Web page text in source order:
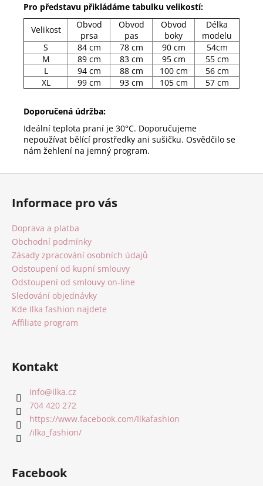
Pro představu přikládáme tabulku velikostí:
Velikost
Obvod
prsa
Obvod
pas
Obvod
boky
Délka
modelu
S
84 cm 78 cm 90 cm
54cm
M
89 cm 83 cm 95 cm
55 cm
L
94 cm 88 cm 100 cm
56 cm
XL
99 cm 93 cm 105 cm 57 cm
Doporučená údržba:
Ideální teplota praní je 30°C. Doporučujeme
nepoužívat bělící prostředky ani sušičku. Osvědčilo se
nám žehlení na jemný program.
Z
Informace pro vás
Doprava a platba
Obchodní podmínky
Zásady zpracování osobních údajů
Odstoupení od kupní smlouvy
Odstoupení od smlouvy on-line
Sledování objednávky
Kde Ilka fashion najdete
Affiliate program
Kontakt
info@ilka.cz
704 420 272
https://www.facebook.com/Ilkafashion
/ilka_fashion/
Facebook